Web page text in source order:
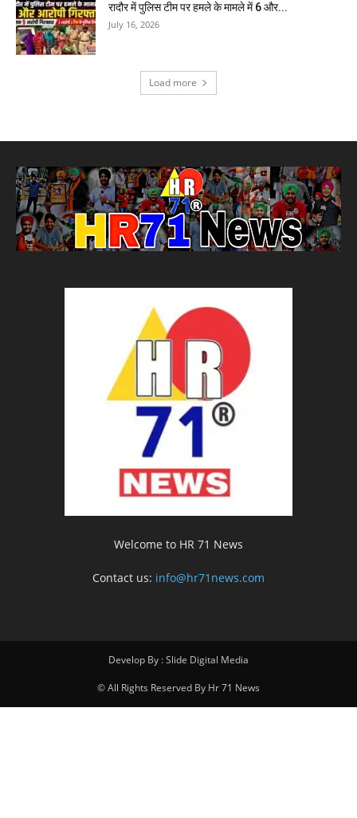
रादौर में पुलिस टीम पर हमले के मामले में 6 और...
July 16, 2026
Load more
Welcome to HR 71 News
Contact us: info@hr71news.com
Develop By : Slide Digital Media
© All Rights Reserved By Hr 71 News